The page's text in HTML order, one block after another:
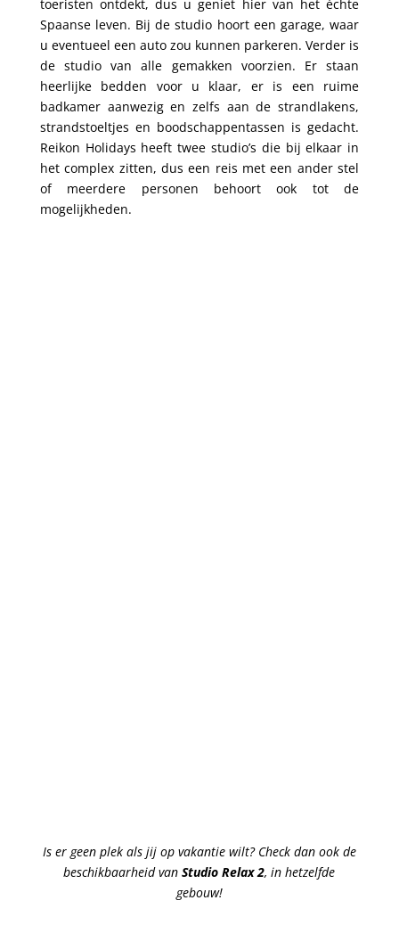
toeristen ontdekt, dus u geniet hier van het échte
Spaanse leven. Bij de studio hoort een garage, waar
u eventueel een auto zou kunnen parkeren. Verder is
de studio van alle gemakken voorzien. Er staan
heerlijke bedden voor u klaar, er is een ruime
badkamer aanwezig en zelfs aan de strandlakens,
strandstoeltjes en boodschappentassen is gedacht.
Reikon Holidays heeft twee studio’s die bij elkaar in
het complex zitten, dus een reis met een ander stel
of meerdere personen behoort ook tot de
mogelijkheden.
Is er geen plek als jij op vakantie wilt? Check dan ook de
beschikbaarheid vanStudio Relax 2, in hetzelfde
gebouw!